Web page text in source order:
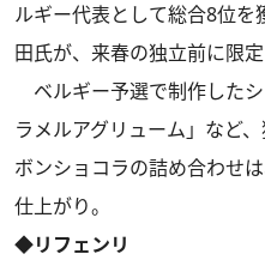
ルギー代表として総合8位
田氏が、来春の独立前に限
ベルギー予選で制作した
ラメルアグリューム」など
ボンショコラの詰め合わせ
仕上がり。
◆リフェンリ